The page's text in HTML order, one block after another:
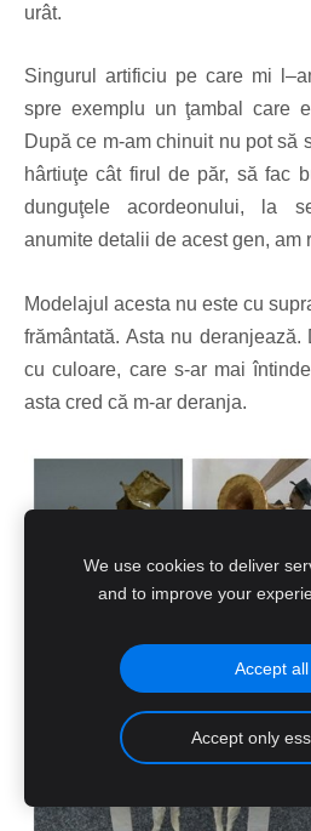
urât.
Singurul artificiu pe care mi
spre exemplu un ţambal care
După ce m-am chinuit nu pot să
hârtiuţe cât firul de păr, să fac
dunguţele acordeonului, la
anumite detalii de acest gen, am
Modelajul acesta nu este cu
frământată. Asta nu
cu culoare, care s-ar mai
asta cred că m-ar deranja.
We use cookies to deliver
and to improve your
Accept all
Accept only